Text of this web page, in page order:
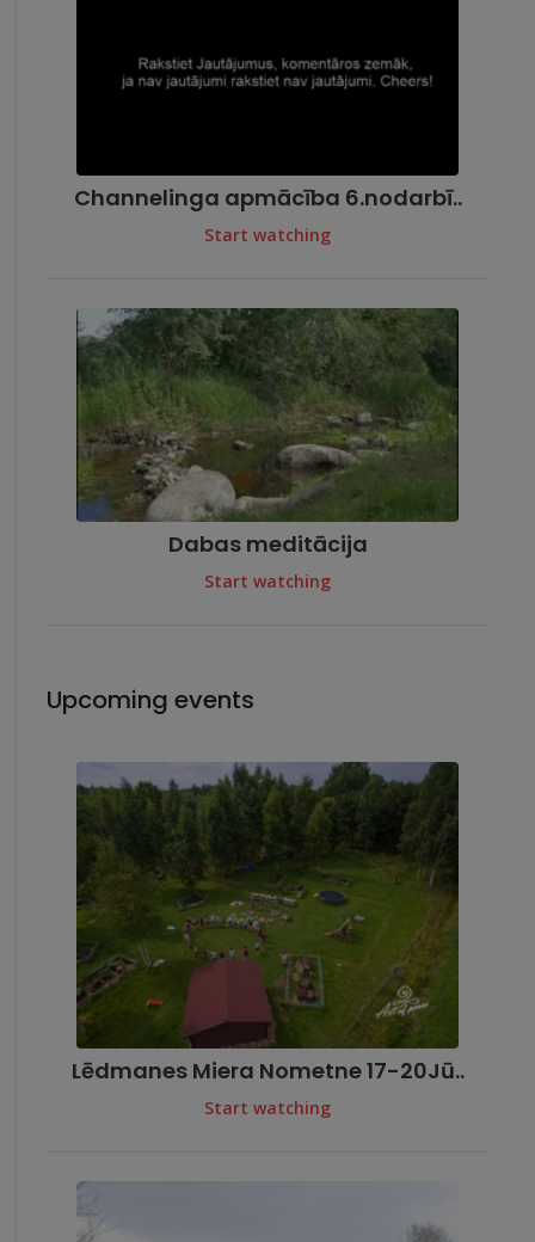
Channelinga apmācība 6.nodarbī..
Start watching
Dabas meditācija
Start watching
Upcoming events
Lēdmanes Miera Nometne 17-20Jū..
Start watching